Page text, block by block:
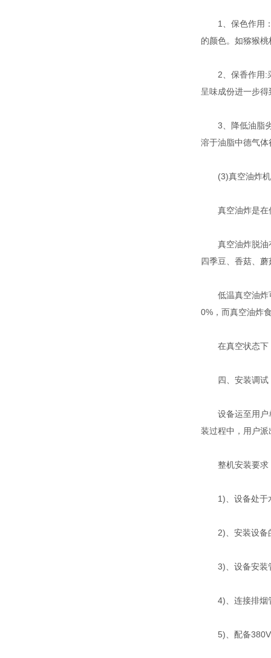
1、保色作用：
的颜色。如猕猴
2、保香作用:采
呈味成份进一步
3、降低油脂劣
溶于油脂中德气
(3)真空油炸机
真空油炸是在低
真空油炸脱油有
四季豆、香菇、
低温真空油炸可
0%，而真空油炸
在真空状态下，
四、安装调试
设备运至用户单
装过程中，用户
整机安装要求
1)、设备处于
2)、安装设备
3)、设备安装管
4)、连接排烟
5)、配备380V